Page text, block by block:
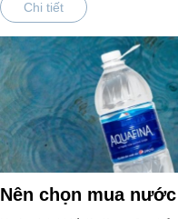
Chi tiết
Nên chọn mua